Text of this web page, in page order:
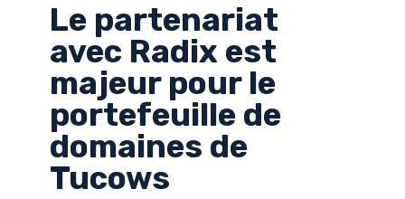
Le partenariat
avec Radix est
majeur pour le
portefeuille de
domaines de
Tucows